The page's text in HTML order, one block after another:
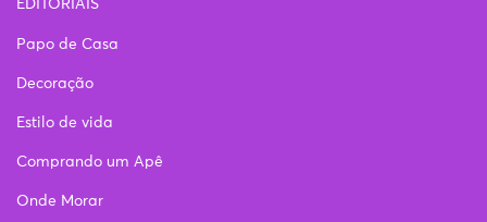
EDITORIAIS
Papo de Casa
Decoração
Estilo de vida
Comprando um Apê
Onde Morar